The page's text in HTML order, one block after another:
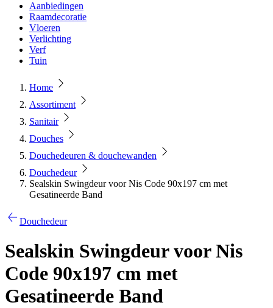
Aanbiedingen
Raamdecoratie
Vloeren
Verlichting
Verf
Tuin
Home
Assortiment
Sanitair
Douches
Douchedeuren & douchewanden
Douchedeur
Sealskin Swingdeur voor Nis Code 90x197 cm met
Gesatineerde Band
Douchedeur
Sealskin Swingdeur voor Nis
Code 90x197 cm met
Gesatineerde Band